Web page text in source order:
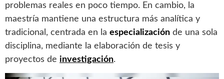
problemas reales en poco tiempo. En cambio, la
maestría mantiene una estructura más analítica y
tradicional, centrada en la especialización de una sola
disciplina, mediante la elaboración de tesis y
proyectos de investigación.